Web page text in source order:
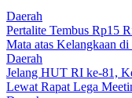
Daerah
‎Pertalite Tembus Rp15
Mata atas Kelangkaan
Daerah
‎Jelang HUT RI ke-81,
Lewat Rapat Lega